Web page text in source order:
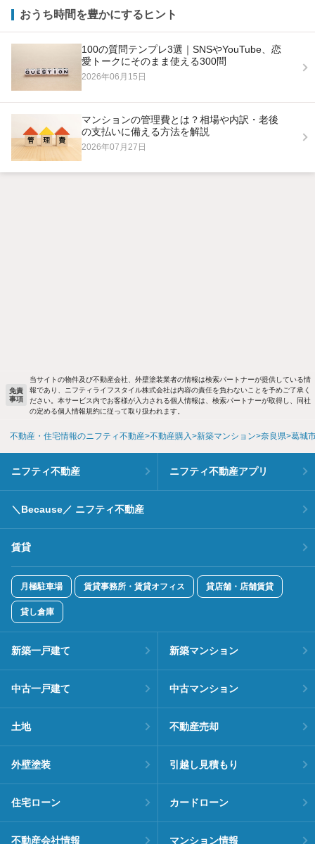
おうち時間を豊かにするヒント
100の質問テンプレ3選｜SNSやYouTube、恋
愛トークにそのまま使える300問
2026年06月15日
マンションの管理費とは？相場や内訳・老後
の支払いに備える方法を解説
2026年07月27日
免責
事項
当サイトの物件及び不動産会社、外壁塗装業者の情報は検索パートナーが提供している情
報であり、ニフティライフスタイル株式会社は内容の責任を負わないことを予めご了承く
ださい。本サービス内でお客様が入力される個人情報は、検索パートナーが取得し、同社
の定める個人情報規約に従って取り扱われます。
不動産・住宅情報のニフティ不動産 不動産購入 新築マンション 奈良県 葛城
ニフティ不動産 ニフティ不動産アプリ
＼Because／ ニフティ不動産
賃貸
月極駐車場 賃貸事務所・賃貸オフィス 貸店舗・店舗賃貸
貸し倉庫
新築一戸建て 新築マンション
中古一戸建て 中古マンション
土地 不動産売却
外壁塗装 引越し見積もり
住宅ローン カードローン
不動産会社情報 マンション情報